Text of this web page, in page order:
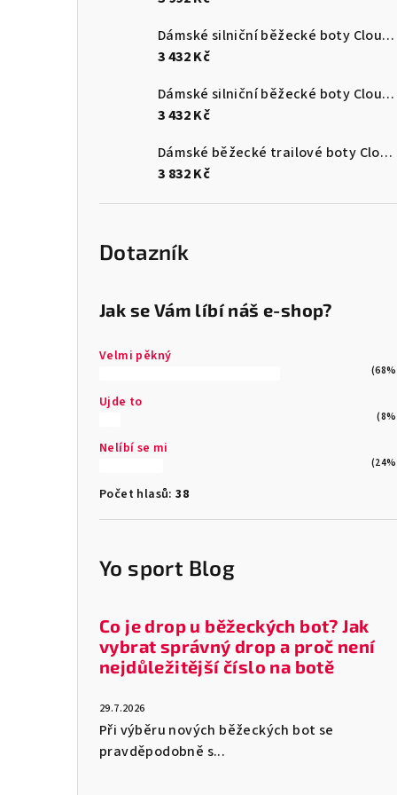
Dámské silniční běžecké boty Cloudsurfer Max
3 432 Kč
Dámské silniční běžecké boty Cloudsurfer Max
3 432 Kč
Dámské běžecké trailové boty Cloudultra 3
3 832 Kč
Dotazník
Jak se Vám líbí náš e-shop?
Velmi pěkný
Ujde to
Nelíbí se mi
Počet hlasů:38
Yo sport Blog
Co je drop u běžeckých bot? Jak
vybrat správný drop a proč není
nejdůležitější číslo na botě
29.7.2026
Při výběru nových běžeckých bot se
pravděpodobně s...